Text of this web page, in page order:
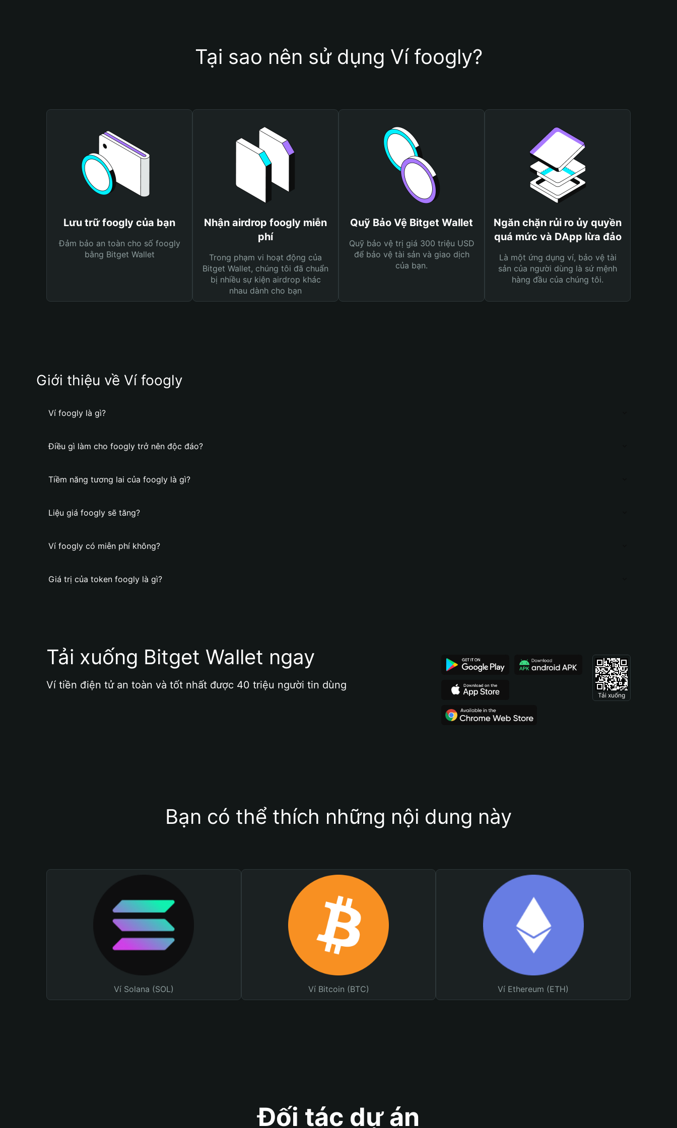
Tại sao nên sử dụng Ví foogly?
Lưu trữ foogly của bạn
Đảm bảo an toàn cho số foogly
bằng Bitget Wallet
Nhận airdrop foogly miễn
phí
Trong phạm vi hoạt động của
Bitget Wallet, chúng tôi đã chuẩn
bị nhiều sự kiện airdrop khác
nhau dành cho bạn
Quỹ Bảo Vệ Bitget Wallet
Quỹ bảo vệ trị giá 300 triệu USD
để bảo vệ tài sản và giao dịch
của bạn.
Ngăn chặn rủi ro ủy quyền
quá mức và DApp lừa đảo
Là một ứng dụng ví, bảo vệ tài
sản của người dùng là sứ mệnh
hàng đầu của chúng tôi.
Giới thiệu về Ví foogly
Ví foogly là gì?
Điều gì làm cho foogly trở nên độc đáo?
Tiềm năng tương lai của foogly là gì?
Liệu giá foogly sẽ tăng?
Ví foogly có miễn phí không?
Giá trị của token foogly là gì?
Tải xuống Bitget Wallet ngay
Ví tiền điện tử an toàn và tốt nhất được 40 triệu người tin dùng
Tải xuống
Bạn có thể thích những nội dung này
Ví Solana (SOL) Ví Bitcoin (BTC) Ví Ethereum (ETH)
Đối tác dự án